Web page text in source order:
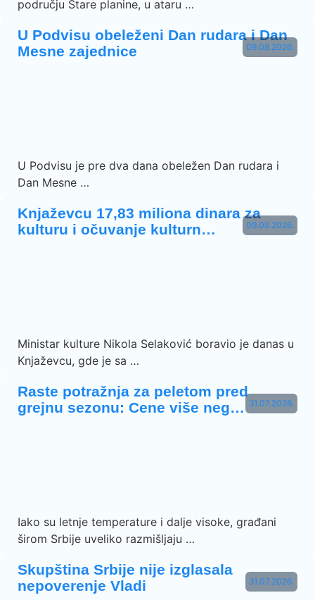
području Stare planine, u ataru …
09.08.2026.
U Podvisu obeleženi Dan rudara i Dan
Mesne zajednice
U Podvisu je pre dva dana obeležen Dan rudara i
Dan Mesne …
09.08.2026.
Knjaževcu 17,83 miliona dinara za
kulturu i očuvanje kulturn…
Ministar kulture Nikola Selaković boravio je danas u
Knjaževcu, gde je sa …
31.07.2026.
Raste potražnja za peletom pred
grejnu sezonu: Cene više neg…
Iako su letnje temperature i dalje visoke, građani
širom Srbije uveliko razmišljaju …
31.07.2026.
Skupština Srbije nije izglasala
nepoverenje Vladi